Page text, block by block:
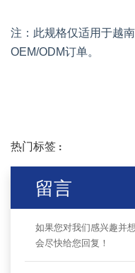
注：此规格仅适用于越南
OEM/ODM订单。
热门标签 :
留言
如果您对我们感兴趣并
会尽快给您回复！